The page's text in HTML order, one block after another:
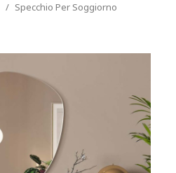
Specchio Per Soggiorno